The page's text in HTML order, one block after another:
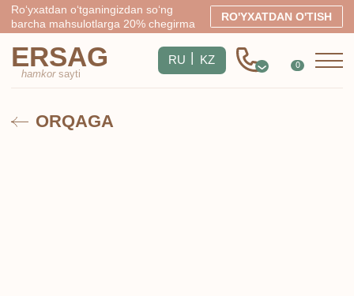
Ro‘yxatdan o‘tganingizdan so‘ng
barcha mahsulotlarga 20% chegirma
RO'YXATDAN O'TISH
0
ERSAG
hamkorsayti
ORQAGA